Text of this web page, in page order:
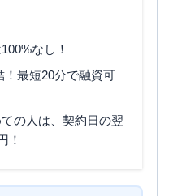
なし！
！最短20分で融資可
の人は、契約日の翌
！